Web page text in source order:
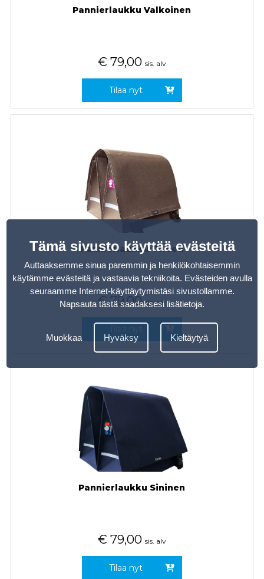
Pannierlaukku Valkoinen
€ 79,00 sis. alv
Tilaa nyt
Pannierlaukku Tweed
€ 79,00 sis. alv
Tilaa nyt
Pannierlaukku Sininen
€ 79,00 sis. alv
Tilaa nyt
Tämä sivusto käyttää evästeitä
Auttaaksemme sinua paremmin ja henkilökohtaisemmin
käytämme evästeitä ja vastaavia tekniikoita. Evästeiden avulla
seuraamme Internet-käyttäytymistäsi sivustollamme.
Napsauta tästä saadaksesi lisätietoja.
Muokkaa Hyväksy Kieltäytyä